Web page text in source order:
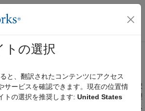
バス ナビゲーション メ
ーム
Toolbox
ズ回帰
のステップワイズ回帰を使用した変数の選択
は、重要度が低い予測子変数を自動反復処理
は、ス
トの選択
と、翻訳されたコンテンツにアクセス
サービスを確認できます。現在の位置情
トの選択を推奨します: United States